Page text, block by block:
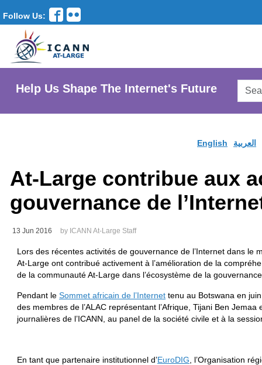
Follow Us:
Help Us Shape The Internet's Future
English العربية
At-Large contribue aux
gouvernance de
13 Jun 2016 by ICANN At-Large Staff
Lors des récentes activités de gouvernance de l’Internet dans le
At-Large ont contribué activement à l’amélioration de la
de la communauté At-Large dans l’écosystème de la
Pendant le Sommet africain de l’Internet tenu au Botswana en
des membres de l’ALAC représentant l’Afrique, Tijani Ben
journalières de l’ICANN, au panel de la société civile et à la
En tant que partenaire institutionnel d’EuroDIG , l’Organisation